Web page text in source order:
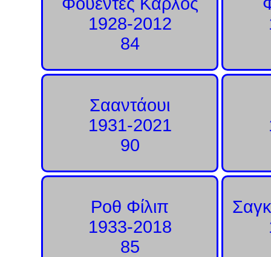
1928-2012
84
Σααντάουι
1931-2021
90
Ροθ Φίλιπ
1933-2018
85